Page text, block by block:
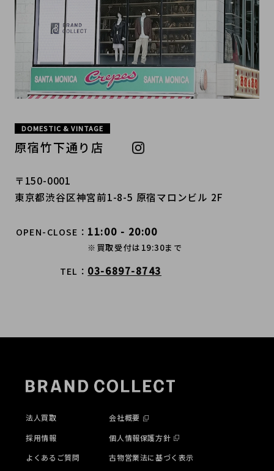
DOMESTIC & VINTAGE
原宿竹下通り店
〒150-0001
東京都渋谷区神宮前1-8-5 原宿マロンビル 2F
OPEN-CLOSE 11:00 - 20:00
※買取受付は19:30まで
TEL 03-6897-8743
法人買取
採用情報
よくあるご質問
会社概要
個人情報保護方針
古物営業法に基づく表示